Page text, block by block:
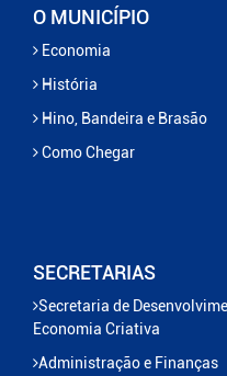
O MUNICÍPIO
Economia
História
Hino, Bandeira e Brasão
Como Chegar
SECRETARIAS
Secretaria de Desenvolvimento Social, Habitação, Cultura e
Economia Criativa
Administração e Finanças